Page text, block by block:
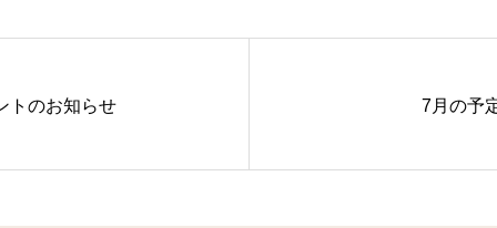
トのお知らせ 7月の予